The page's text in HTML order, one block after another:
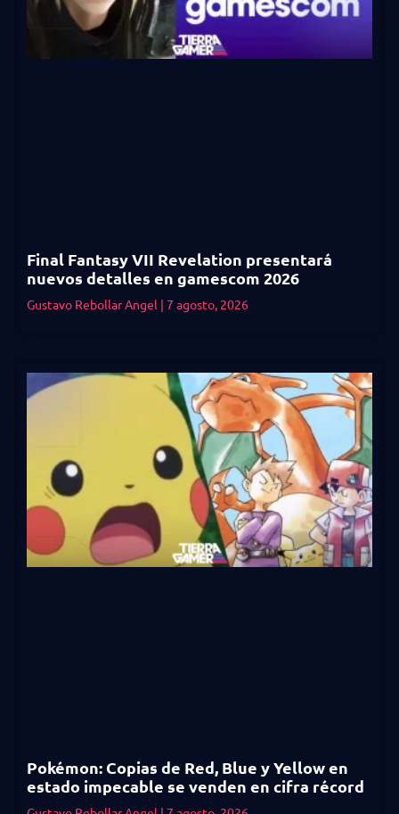
Final Fantasy VII Revelation presentará
nuevos detalles en gamescom 2026
Gustavo Rebollar Angel 7 agosto, 2026
Pokémon: Copias de Red, Blue y Yellow en
estado impecable se venden en cifra récord